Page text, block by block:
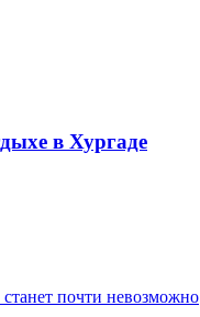
в Хургаде
почти невозможно